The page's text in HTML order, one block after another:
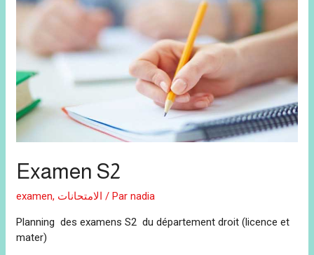
Examen S2
examen, الامتحانات / Parnadia
Planning des examens S2 du département droit (licence et
mater)